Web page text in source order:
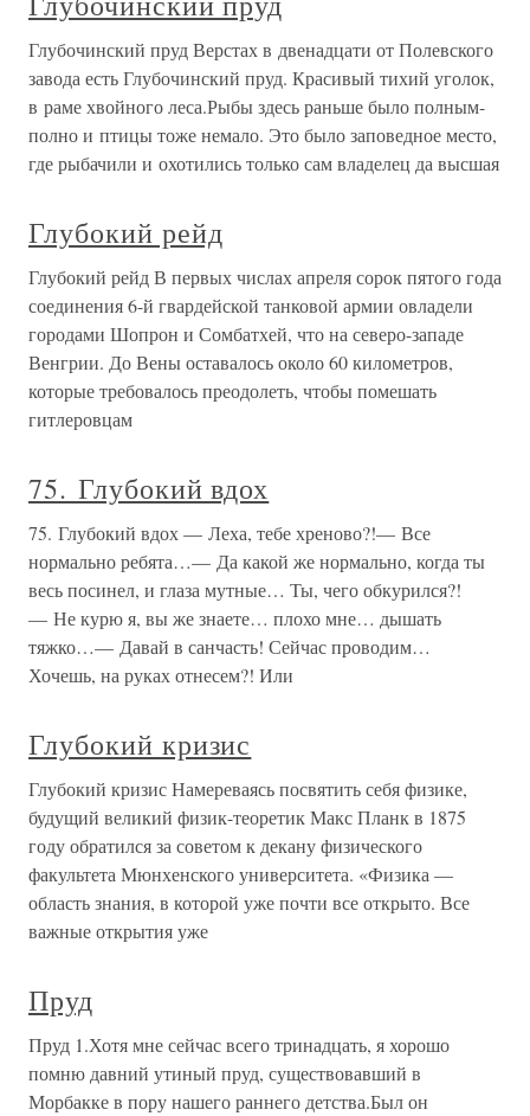
Глубочинский пруд Верстах в двенадцати от Полевского
завода есть Глубочинский пруд. Красивый тихий уголок,
в раме хвойного леса.Рыбы здесь раньше было полным-
полно и птицы тоже немало. Это было заповедное место,
где рыбачили и охотились только сам владелец да высшая
Глубокий рейд
Глубокий рейд В первых числах апреля сорок пятого года
соединения 6-й гвардейской танковой армии овладели
городами Шопрон и Сомбатхей, что на северо-западе
Венгрии. До Вены оставалось около 60 километров,
которые требовалось преодолеть, чтобы помешать
гитлеровцам
75. Глубокий вдох
75. Глубокий вдох — Леха, тебе хреново?!— Все
нормально ребята…— Да какой же нормально, когда ты
весь посинел, и глаза мутные… Ты, чего обкурился?!
— Не курю я, вы же знаете… плохо мне… дышать
тяжко…— Давай в санчасть! Сейчас проводим…
Хочешь, на руках отнесем?! Или
Глубокий кризис
Глубокий кризис Намереваясь посвятить себя физике,
будущий великий физик-теоретик Макс Планк в 1875
году обратился за советом к декану физического
факультета Мюнхенского университета. «Физика —
область знания, в которой уже почти все открыто. Все
важные открытия уже
Пруд
Пруд 1.Хотя мне сейчас всего тринадцать, я хорошо
помню давний утиный пруд, существовавший в
Морбакке в пору нашего раннего детства.Был он